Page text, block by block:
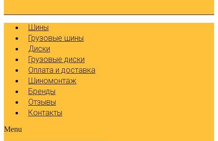
Шины
Грузовые шины
Диски
Грузовые диски
Оплата и доставка
Шиномонтаж
Бренды
Отзывы
Контакты
Menu